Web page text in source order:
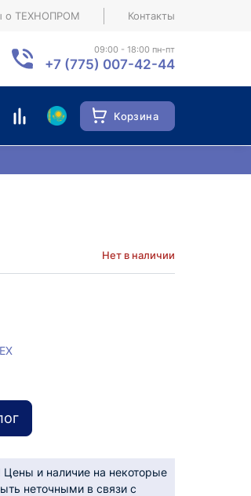
о ТЕХНОПРОМ Контакты
09:00 - 18:00 пн-пт
+7 (775) 007-42-44
Корзина
Нет в наличии
и наличие на некоторые
неточными в связи с